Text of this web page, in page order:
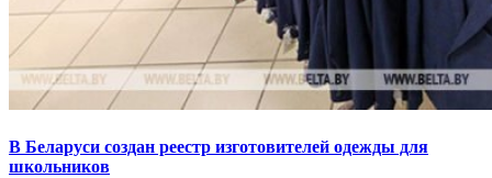
В Беларуси создан реестр изготовителей одежды для
школьников